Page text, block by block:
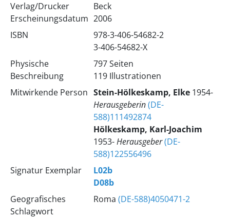
Verlag/Drucker
Erscheinungsdatum
Beck
2006
ISBN
978-3-406-54682-2
3-406-54682-X
Physische
Beschreibung
797 Seiten
119 Illustrationen
Mitwirkende Person Stein-Hölkeskamp, Elke 1954-
Herausgeberin(DE-
588)111492874
Hölkeskamp, Karl-Joachim
1953-Herausgeber(DE-
588)122556496
Signatur Exemplar
L02b
D08b
Geografisches
Schlagwort
Roma (DE-588)4050471-2